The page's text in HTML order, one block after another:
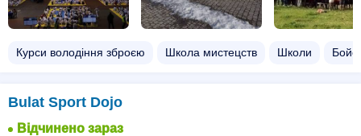
Курси володіння зброєю Школа мистецств Школи
Bulat Sport Dojo
Відчинено зараз